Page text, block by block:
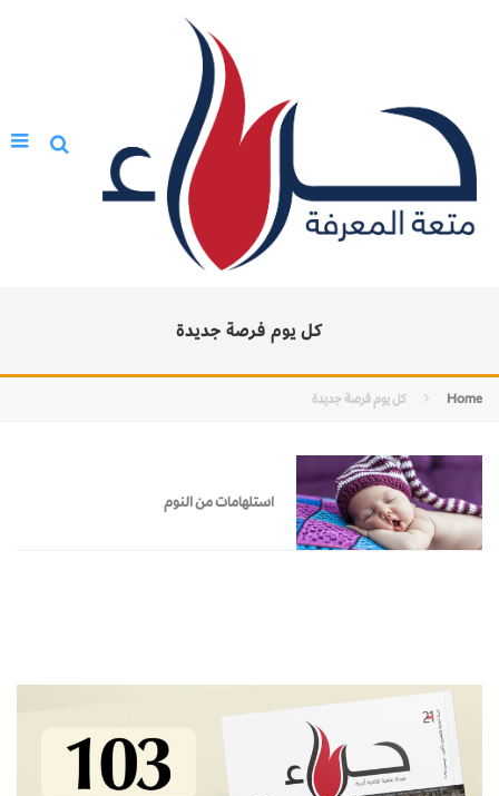
كل يوم فرصة جديدة
Home كل يوم فرصة جديدة
استلهامات من النوم